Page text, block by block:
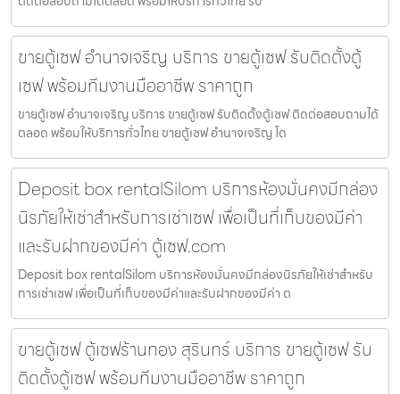
ขายตู้เซฟ อำนาจเจริญ บริการ ขายตู้เซฟ รับติดตั้งตู้
เซฟ พร้อมทีมงานมืออาชีพ ราคาถูก
ขายตู้เซฟ อำนาจเจริญ บริการ ขายตู้เซฟ รับติดตั้งตู้เซฟ ติดต่อสอบถามได้
ตลอด พร้อมให้บริการทั่วไทย ขายตู้เซฟ อำนาจเจริญ โด
Deposit box rentalSilom บริการห้องมั่นคงมีกล่อง
นิรภัยให้เช่าสำหรับการเช่าเซฟ เพื่อเป็นที่เก็บของมีค่า
และรับฝากของมีค่า ตู้เซฟ.com
Deposit box rentalSilom บริการห้องมั่นคงมีกล่องนิรภัยให้เช่าสำหรับ
การเช่าเซฟ เพื่อเป็นที่เก็บของมีค่าและรับฝากของมีค่า ต
ขายตู้เซฟ ตู้เซฟร้านทอง สุรินทร์ บริการ ขายตู้เซฟ รับ
ติดตั้งตู้เซฟ พร้อมทีมงานมืออาชีพ ราคาถูก